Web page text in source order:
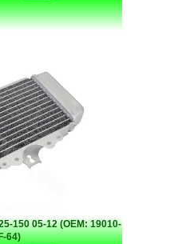
150 05-12 (OEM: 19010-
64)